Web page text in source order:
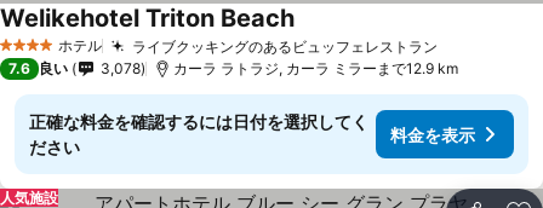
4 ホテルのランク
ホテル ライブクッキングのあるビュッフェレストラン
Welikehotel Triton Beach
7.6 良い 3,078 カーラ ラトラジ, カーラ ミラーまで12.9 km
正確な料金を確認するには日付を選択してく
ださい
料金を表示
人気施設